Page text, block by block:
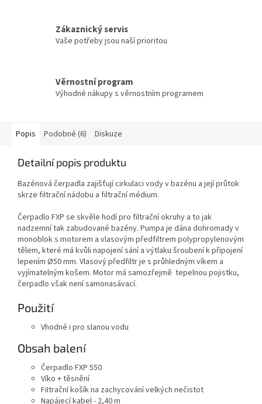
Zákaznický servis
Vaše potřeby jsou naší prioritou
Věrnostní program
Výhodné nákupy s věrnostním programem
Popis Podobné (6) Diskuze
Detailní popis produktu
Bazénová čerpadla zajišťují cirkulaci vody v bazénu a její průtok
skrze filtrační nádobu a filtrační médium.
Čerpadlo FXP se skvěle hodí pro filtrační okruhy a to jak
nadzemní tak zabudované bazény. Pumpa je dána dohromady v
monoblok s motorem a vlasovým předfiltrem polypropylenovým
tělem, které má kvůli napojení sání a výtlaku šroubení k připojení
lepením Ø50 mm. Vlasový předfiltr je s průhledným víkem a
vyjímatelným košem. Motor má samozřejmě tepelnou pojistku,
čerpadlo však není samonasávací.
Použití
Vhodné i pro slanou vodu
Obsah balení
Čerpadlo FXP 550
Víko + těsnění
FiItrační košík na zachycování velkých nečistot
Napájecí kabel - 2,40 m